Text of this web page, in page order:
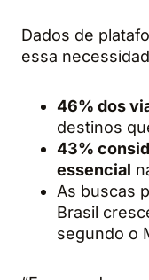
Dados de
essa
46% dos
destinos
43%
essencial
As buscas
Brasil
segundo o